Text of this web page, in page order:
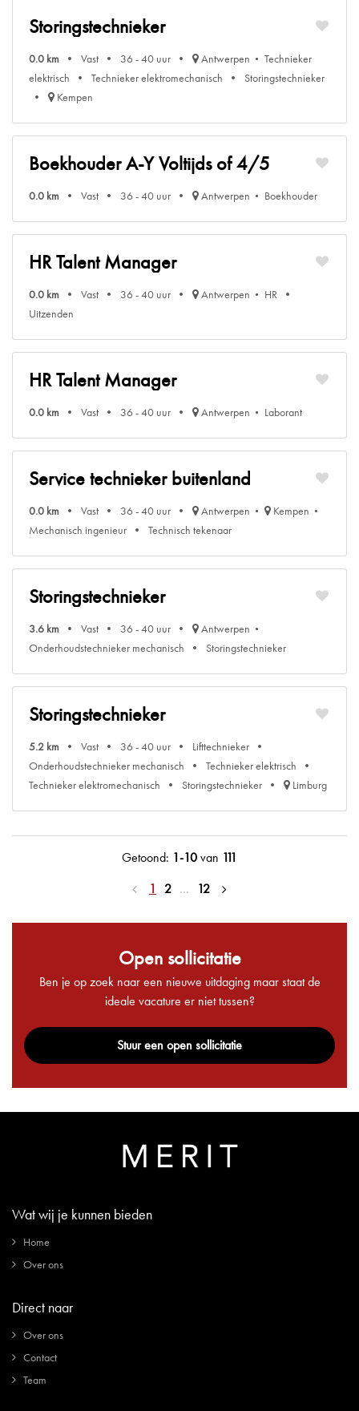
Storingstechnieker
0.0 km Vast 36 - 40 uur Antwerpen
Technieker
elektrisch
Technieker elektromechanisch
Storingstechnieker
Kempen
Boekhouder A-Y Voltijds of 4/5
0.0 km Vast 36 - 40 uur Antwerpen Boekhouder
HR Talent Manager
0.0 km Vast 36 - 40 uur Antwerpen
HR
Uitzenden
HR Talent Manager
0.0 km Vast 36 - 40 uur Antwerpen Laborant
Service technieker buitenland
0.0 km Vast 36 - 40 uur Antwerpen
Kempen
Mechanisch ingenieur
Technisch tekenaar
Storingstechnieker
3.6 km Vast 36 - 40 uur
Antwerpen
Onderhoudstechnieker mechanisch
Storingstechnieker
Storingstechnieker
5.2 km Vast 36 - 40 uur
Lifttechnieker
Onderhoudstechnieker mechanisch
Technieker elektrisch
Technieker elektromechanisch
Storingstechnieker Limburg
Getoond: 1-10van 111
1
2 … 12
Open sollicitatie
Ben je op zoek naar een nieuwe uitdaging maar staat de
ideale vacature er niet tussen?
Stuur een open sollicitatie
Wat wij je kunnen bieden
Home
Over ons
Direct naar
Over ons
Contact
Team